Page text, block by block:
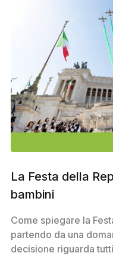
La Festa della
bambini
Come spiegare la
partendo da una
decisione riguarda